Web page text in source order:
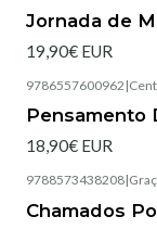
Jornada de
19,90€ EUR
9786557600962 |
Pensamento
18,90€ EUR
9788573438208|
Chamados